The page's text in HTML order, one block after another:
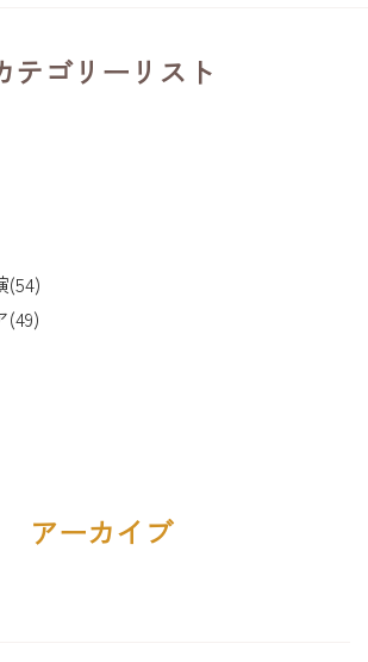
テゴリーリスト
(54)
(49)
アーカイブ